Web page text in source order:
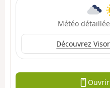
Météo
Découvrez